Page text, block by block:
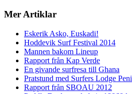
Mer Artiklar
Eskerik Asko, Euskadi!
Hoddevik Surf Festival 2014
Mannen bakom Lineup
Rapport från Kap Verde
En givande surfresa till Ghana
Pratstund med Surfers Lodge
Rapport från SBOAU 2012